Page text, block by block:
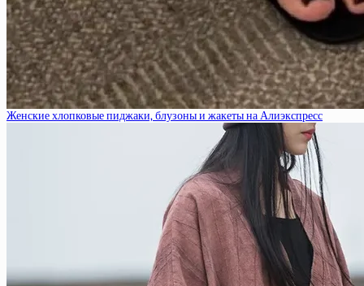
Женские хлопковые пиджаки, блузоны и жакеты на Алиэкспресс